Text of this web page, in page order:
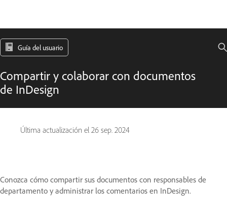
Guía del usuario
Compartir y colaborar con documentos
de InDesign
Última actualización el 26 sep. 2024
Conozca cómo compartir sus documentos con responsables de
departamento y administrar los comentarios en InDesign.